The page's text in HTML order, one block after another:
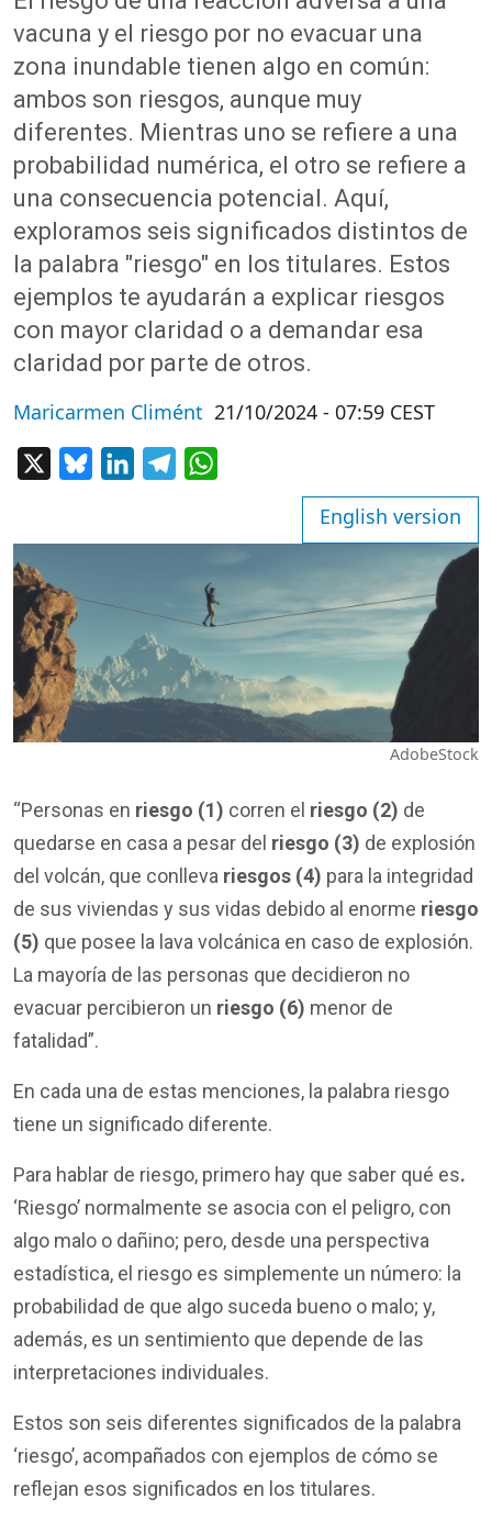
vacuna y el riesgo por no evacuar una
zona inundable tienen algo en común:
ambos son riesgos, aunque muy
diferentes. Mientras uno se refiere a una
probabilidad numérica, el otro se refiere a
una consecuencia potencial. Aquí,
exploramos seis significados distintos de
la palabra "riesgo" en los titulares. Estos
ejemplos te ayudarán a explicar riesgos
con mayor claridad o a demandar esa
claridad por parte de otros.
Maricarmen Climént 21/10/2024 - 07:59 CEST
BlueskyLinkedInTelegram
English version
AdobeStock
“Personas en riesgo (1) corren el riesgo (2) de
quedarse en casa a pesar del riesgo (3) de explosión
del volcán, que conlleva riesgos (4) para la integridad
de sus viviendas y sus vidas debido al enorme riesgo
(5) que posee la lava volcánica en caso de explosión.
La mayoría de las personas que decidieron no
evacuar percibieron un riesgo (6) menor de
fatalidad”.
En cada una de estas menciones, la palabra riesgo
tiene un significado diferente.
Para hablar de riesgo, primero hay que saber qué es.
‘Riesgo’ normalmente se asocia con el peligro, con
algo malo o dañino; pero, desde una perspectiva
estadística, el riesgo es simplemente un número: la
probabilidad de que algo suceda bueno o malo; y,
además, es un sentimiento que depende de las
interpretaciones individuales.
Estos son seis diferentes significados de la palabra
‘riesgo’, acompañados con ejemplos de cómo se
reflejan esos significados en los titulares.